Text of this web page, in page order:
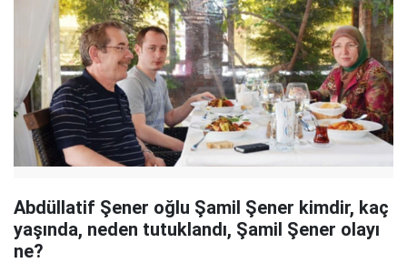
Abdüllatif Şener oğlu Şamil Şener kimdir, kaç
yaşında, neden tutuklandı, Şamil Şener olayı
ne?